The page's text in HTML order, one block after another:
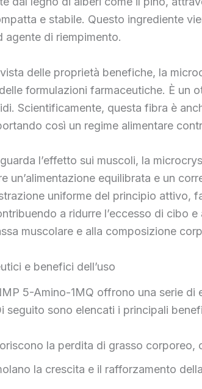
e stabile. Questo ingrediente
agente di riempimento.
delle proprietà benefiche, la
formulazioni farmaceutiche. È un
Scientificamente, questa fibra è
così un regime alimentare
l’effetto sui muscoli, la
un’alimentazione equilibrata e un
uniforme del principio attivo,
a ridurre l’eccesso di cibo
muscolare e alla composizione
e benefici dell’uso
5-Amino-1MQ offrono una serie
seguito sono elencati i principali
la perdita di grasso
la crescita e il rafforzamento